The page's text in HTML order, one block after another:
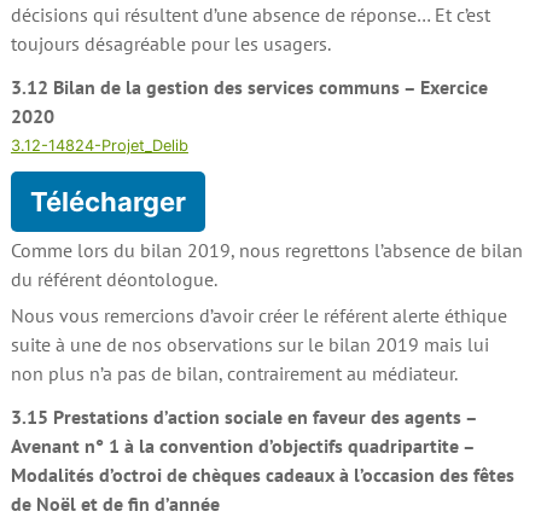
décisions qui résultent d’une absence de réponse… Et c’est
toujours désagréable pour les usagers.
3.12 Bilan de la gestion des services communs – Exercice
2020
3.12-14824-Projet_Delib
Télécharger
Comme lors du bilan 2019, nous regrettons l’absence de bilan
du référent déontologue.
Nous vous remercions d’avoir créer le référent alerte éthique
suite à une de nos observations sur le bilan 2019 mais lui
non plus n’a pas de bilan, contrairement au médiateur.
3.15 Prestations d’action sociale en faveur des agents –
Avenant n° 1 à la convention d’objectifs quadripartite –
Modalités d’octroi de chèques cadeaux à l’occasion des fêtes
de Noël et de fin d’année